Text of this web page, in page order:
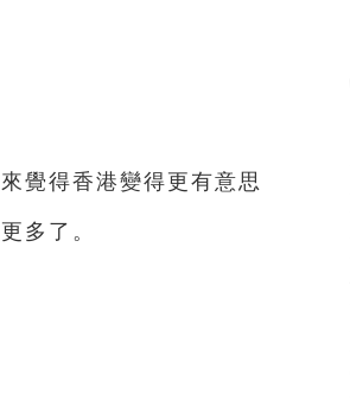
覺得香港變得更有意思
更多了。